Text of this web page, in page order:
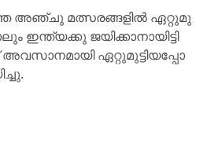
അ​ഞ്ചു മ​ത്സ​ര​ങ്ങ​ളി​ല്‍ ഏ​റ്റു​മു​
ഇ​ന്ത്യ​ക്കു ജ​യി​ക്കാ​നാ​യി​ട്ടി​
​അ​വ​സാ​ന​മാ​യി ഏ​റ്റു​മു​ട്ടി​യ​പ്പോ​